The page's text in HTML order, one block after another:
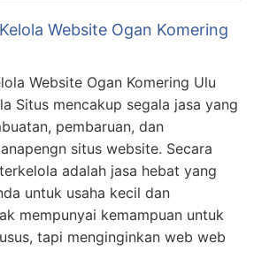
Website Ogan Komering
Website Ogan Komering Ulu
Situs mencakup segala jasa yang
pembaruan, dan
situs website. Secara
adalah jasa hebat yang
untuk usaha kecil dan
mempunyai kemampuan untuk
tapi menginginkan web web